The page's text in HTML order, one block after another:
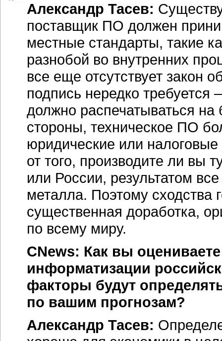
Александр Тасев:
поставщик ПО должен
местные стандарты, такие
разнобой во внутренних
все еще отсутствует закон
подпись нередко
должно распечатываться на
стороны, техническое ПО
юридические или
от того, производите ли вы
или России, результатом
металла. Поэтому сходства
существенная доработка,
по всему миру.
CNews: Как вы
информатизации
факторы будут
по вашим прогнозам?
Александр Тасев: